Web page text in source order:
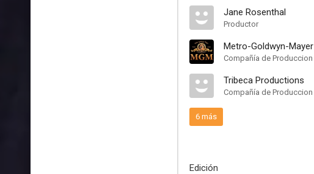
Jane Rosenthal
Productor
Metro-Goldwyn-Mayer
Compañía de Produccion
Tribeca Productions
Compañía de Produccion
6 más
Edición